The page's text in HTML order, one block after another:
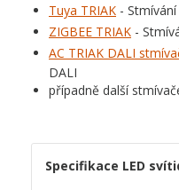
Tuya TRIAK -
ZIGBEE TRIAK -
AC TRIAK DALI
DALI
případně další
Specifikace LED